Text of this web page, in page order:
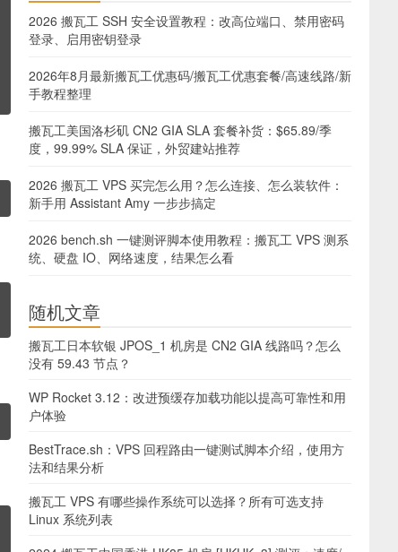
2026 搬瓦工 SSH 安全设置教程：改高位端口、禁用密码
登录、启用密钥登录
2026年8月最新搬瓦工优惠码/搬瓦工优惠套餐/高速线路/新
手教程整理
搬瓦工美国洛杉矶 CN2 GIA SLA 套餐补货：$65.89/季
度，99.99% SLA 保证，外贸建站推荐
2026 搬瓦工 VPS 买完怎么用？怎么连接、怎么装软件：
新手用 Assistant Amy 一步步搞定
2026 bench.sh 一键测评脚本使用教程：搬瓦工 VPS 测系
统、硬盘 IO、网络速度，结果怎么看
随机文章
搬瓦工日本软银 JPOS_1 机房是 CN2 GIA 线路吗？怎么
没有 59.43 节点？
WP Rocket 3.12：改进预缓存加载功能以提高可靠性和用
户体验
BestTrace.sh：VPS 回程路由一键测试脚本介绍，使用方
法和结果分析
搬瓦工 VPS 有哪些操作系统可以选择？所有可选支持
Linux 系统列表